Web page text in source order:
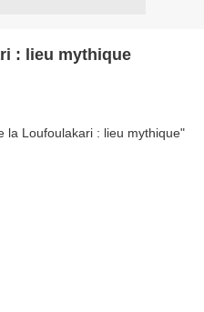
: lieu mythique